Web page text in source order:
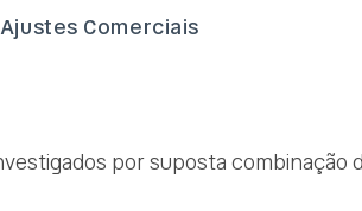
Comerciais
por suposta